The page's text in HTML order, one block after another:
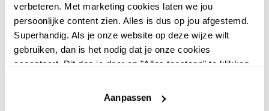
verbeteren. Met marketing cookies laten we jou
persoonlijke content zien. Alles is dus op jou afgestemd.
Superhandig. Als je onze website op deze wijze wilt
gebruiken, dan is het nodig dat je onze cookies
accepteert. Dit doe je door op "Alles toestaan" te klikken.
website niet optimaal functioneert.
Aanpassen